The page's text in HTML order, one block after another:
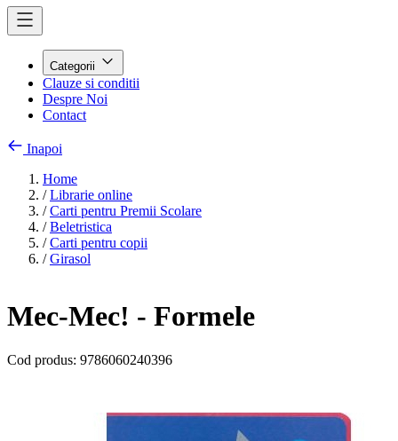
Categorii
Clauze si conditii
Despre Noi
Contact
Inapoi
Home
/ Librarie online
/ Carti pentru Premii Scolare
/ Beletristica
/ Carti pentru copii
/ Girasol
Mec-Mec! - Formele
Cod produs: 9786060240396